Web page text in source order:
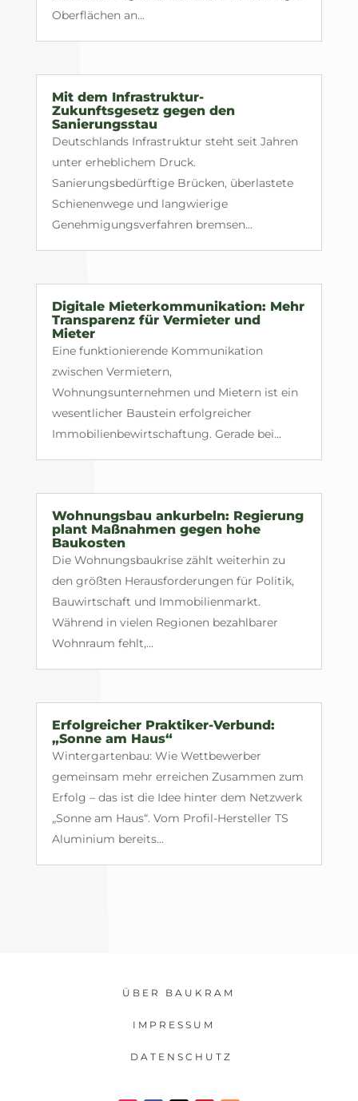
Oberflächen an...
Mit dem Infrastruktur-
Zukunftsgesetz gegen den
Sanierungsstau
Deutschlands Infrastruktur steht seit Jahren
unter erheblichem Druck.
Sanierungsbedürftige Brücken, überlastete
Schienenwege und langwierige
Genehmigungsverfahren bremsen...
Digitale Mieterkommunikation: Mehr
Transparenz für Vermieter und
Mieter
Eine funktionierende Kommunikation
zwischen Vermietern,
Wohnungsunternehmen und Mietern ist ein
wesentlicher Baustein erfolgreicher
Immobilienbewirtschaftung. Gerade bei...
Wohnungsbau ankurbeln: Regierung
plant Maßnahmen gegen hohe
Baukosten
Die Wohnungsbaukrise zählt weiterhin zu
den größten Herausforderungen für Politik,
Bauwirtschaft und Immobilienmarkt.
Während in vielen Regionen bezahlbarer
Wohnraum fehlt,...
Erfolgreicher Praktiker-Verbund:
„Sonne am Haus“
Wintergartenbau: Wie Wettbewerber
gemeinsam mehr erreichen Zusammen zum
Erfolg – das ist die Idee hinter dem Netzwerk
„Sonne am Haus“. Vom Profil-Hersteller TS
Aluminium bereits...
ÜBER BAUKRAM
IMPRESSUM
DATENSCHUTZ